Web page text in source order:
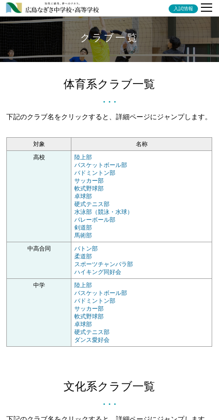
入試情報
クラブ一覧
体育系クラブ一覧
● ● ●
下記のクラブ名をクリックすると、詳細ページにジャンプします。
対象 名称
高校
陸上部
バスケットボール部
バドミントン部
サッカー部
軟式野球部
卓球部
硬式テニス部
水泳部（競泳・水球）
バレーボール部
剣道部
馬術部
中高合同
バトン部
柔道部
スポーツチャンバラ部
ハイキング同好会
中学
陸上部
バスケットボール部
バドミントン部
サッカー部
軟式野球部
卓球部
硬式テニス部
ダンス愛好会
文化系クラブ一覧
● ● ●